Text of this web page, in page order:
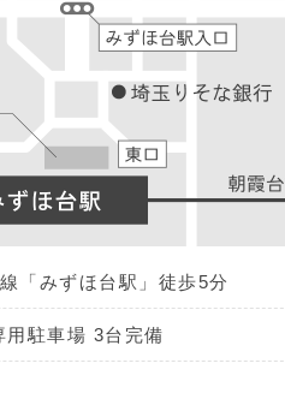
「みずほ台駅」徒歩5分
用駐車場 3台完備